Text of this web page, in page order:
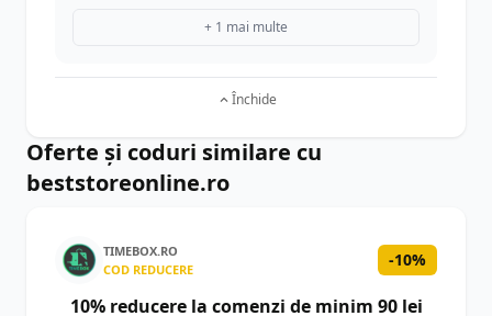
+ 1 mai multe
Închide
Oferte și coduri similare cu
beststoreonline.ro
TIMEBOX.RO
COD REDUCERE
-10%
10% reducere la comenzi de minim 90 lei